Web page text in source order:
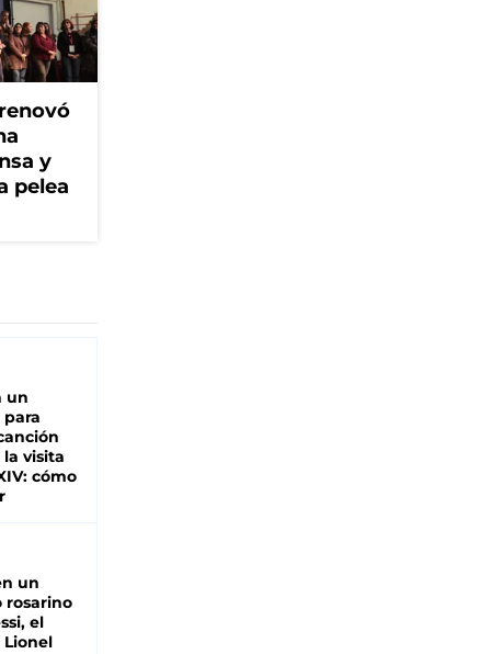
y
pelea
un
para
visita
cómo
un
rosarino
el